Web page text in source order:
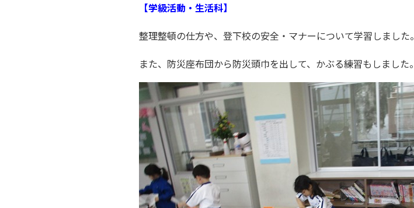
【学級活動・生活科】
整理整頓の仕方や、登下校の安全・マナーについて学習しました。
また、防災座布団から防災頭巾を出して、かぶる練習もしました。